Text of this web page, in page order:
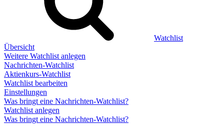
Watchlist
Übersicht
Weitere Watchlist anlegen
Nachrichten-Watchlist
Aktienkurs-Watchlist
Watchlist bearbeiten
Einstellungen
Was bringt eine Nachrichten-Watchlist?
Watchlist anlegen
Was bringt eine Nachrichten-Watchlist?